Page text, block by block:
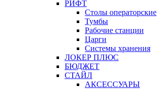
РИФТ
Столы операторские
Тумбы
Рабочие станции
Царги
Системы хранения
ЛОКЕР ПЛЮС
БЮДЖЕТ
СТАЙЛ
АКСЕССУАРЫ